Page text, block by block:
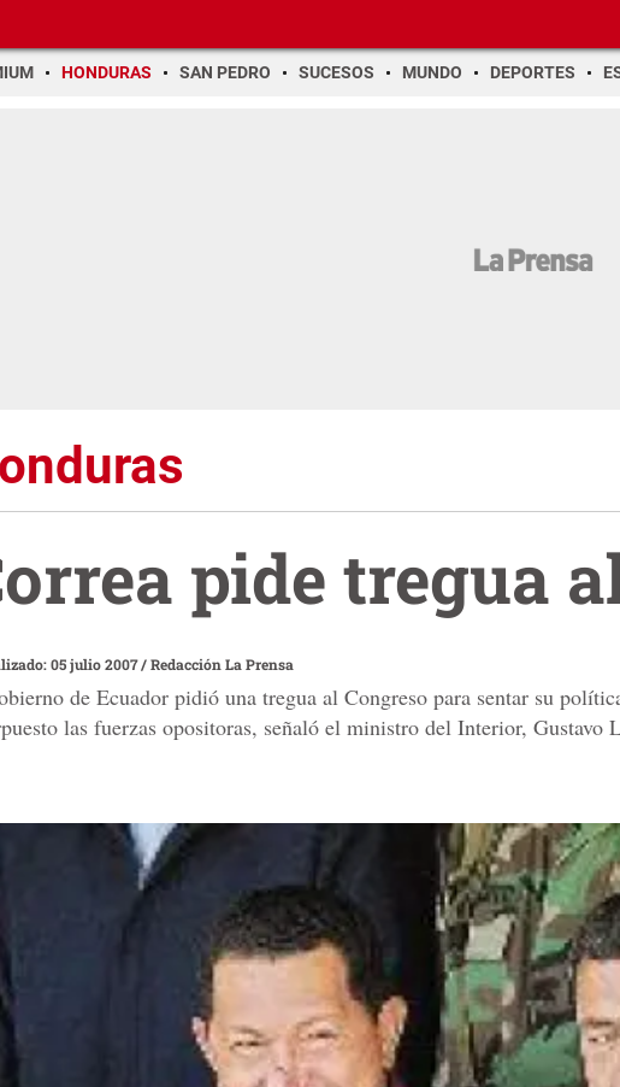
HONDURAS SAN PEDRO SUCESOS MUNDO DEPORTES
pide tregua
05 julio 2007/Redacción La Prensa
de Ecuador pidió una tregua al Congreso para sentar su
las fuerzas opositoras, señaló el ministro del Interior, Gustavo